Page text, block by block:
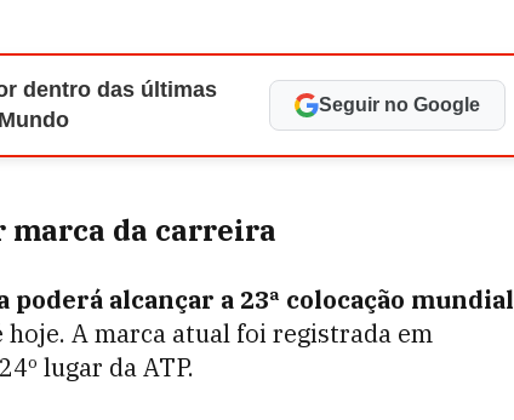
dentro das últimas
Seguir no Google
da carreira
poderá alcançar a 23ª colocação mundial
A marca atual foi registrada em
lugar da ATP.